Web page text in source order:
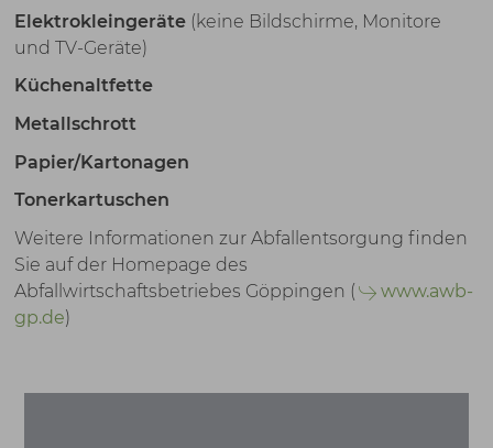
Elektrokleingeräte (keine Bildschirme, Monitore
und TV-Geräte)
Küchenaltfette
Metallschrott
Papier/Kartonagen
Tonerkartuschen
Weitere Informationen zur Abfallentsorgung finden
Sie auf der Homepage des
Abfallwirtschaftsbetriebes Göppingen (
www.awb-
gp.de)